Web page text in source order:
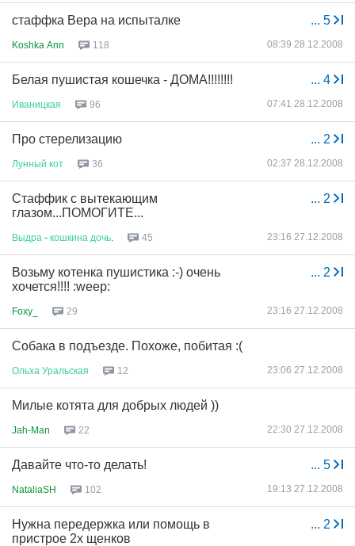
... 5
стаффка Вера на испыталке
Koshka Ann 118 08:39 28.12.2008
... 4
Белая пушистая кошечка - ДОМА!!!!!!!!
Иваницкая 96 07:41 28.12.2008
... 2
Про стерелизацию
Лунный кот 36 02:37 28.12.2008
... 2
Стаффик с вытекающим
глазом...ПОМОГИТЕ...
Выдра - кошкина дочь 45 23:16 27.12.2008
... 2
Возьму котенка пушистика :-) очень
хочется!!!! :weep:
Foxy_ 29 23:16 27.12.2008
Собака в подъезде. Похоже, побитая :(
Ольха Уральская 12 23:06 27.12.2008
Милые котята для добрых людей ))
Jah-Man 22 22:30 27.12.2008
... 5
Давайте что-то делать!
NataliaSH 102 19:13 27.12.2008
... 2
Нужна передержка или помощь в
пристрое 2х щенков